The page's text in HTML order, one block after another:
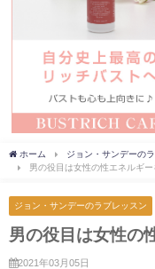
ホーム
ジョン・サンデーの
男の役目は女性の性エネルギ
ジョン・サンデーのラブレッスン
男の役目は女性の
2021年03月05日